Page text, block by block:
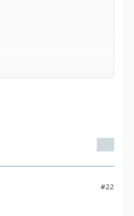
#22